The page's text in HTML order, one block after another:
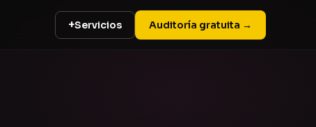
+Servicios Auditoría gratuita →